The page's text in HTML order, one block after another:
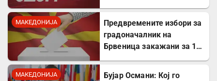
МАКЕДОНИЈА
Предвремените избори за
градоначалник на
Брвеница закажани за 18
МАКЕДОНИЈА
Бујар Османи: Кој го